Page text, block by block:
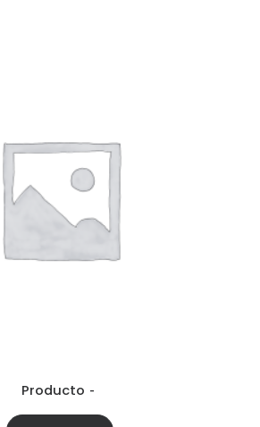
Producto